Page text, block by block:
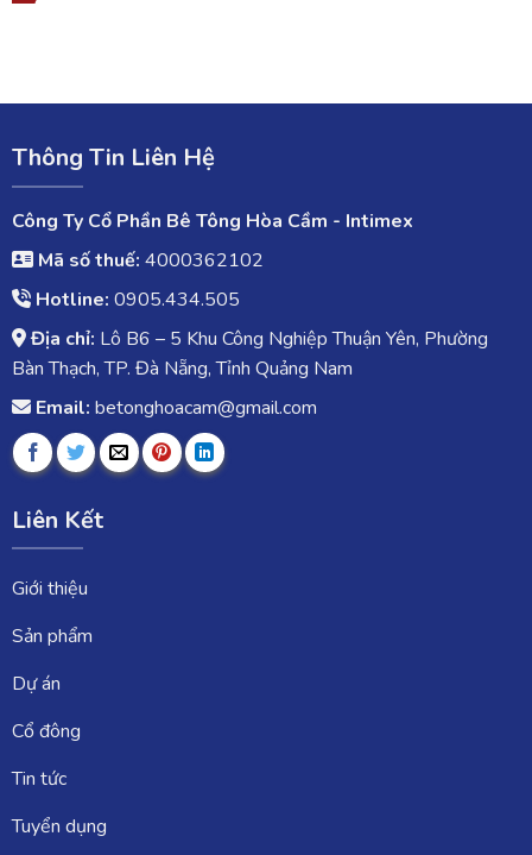
Thông Tin Liên Hệ
Công Ty Cổ Phần Bê Tông Hòa Cầm - Intimex
Mã số thuế: 4000362102
Hotline: 0905.434.505
Địa chỉ: Lô B6 – 5 Khu Công Nghiệp Thuận Yên, Phường
Bàn Thạch, TP. Đà Nẵng, Tỉnh Quảng Nam
Email: betonghoacam@gmail.com
Liên Kết
Giới thiệu
Sản phẩm
Dự án
Cổ đông
Tin tức
Tuyển dụng